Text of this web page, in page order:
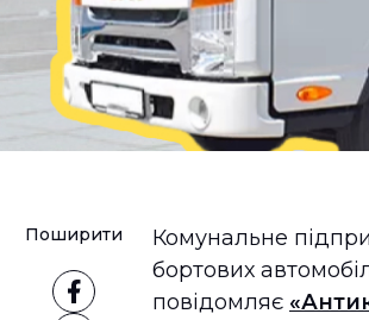
Поширити
Комунальне
бортових
повідомляє